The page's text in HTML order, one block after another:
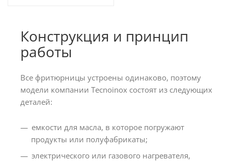
Конструкция и принцип
работы
Все фритюрницы устроены одинаково, поэтому
модели компании Tecnoinox состоят из следующих
деталей:
емкости для масла, в которое погружают
продукты или полуфабрикаты;
электрического или газового нагревателя,